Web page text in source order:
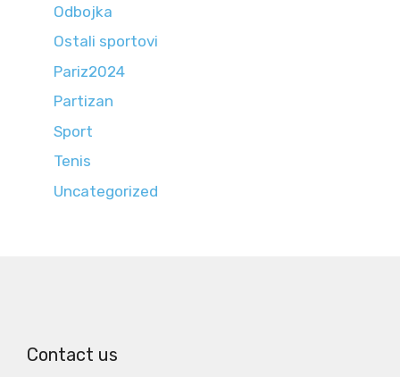
Odbojka
Ostali sportovi
Pariz2024
Partizan
Sport
Tenis
Uncategorized
Contact us